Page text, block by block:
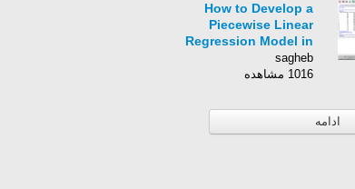
How to Develop a
Piecewise Linear
Regression Model in
R
sagheb
1016 مشاهده
ادامه